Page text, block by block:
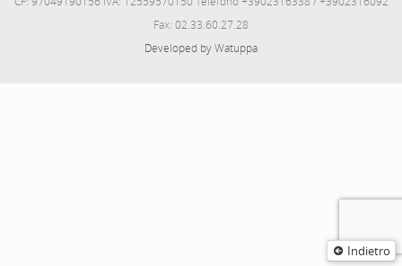
Indietro
Fax: 02.33.60.27.28
Developed by Watuppa